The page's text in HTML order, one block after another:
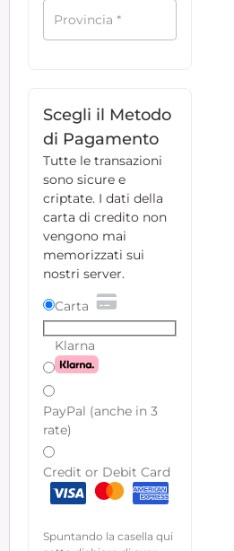
Provincia *
Scegli il Metodo
di Pagamento
Tutte le transazioni
sono sicure e
criptate. I dati della
carta di credito non
vengono mai
memorizzati sui
nostri server.
Carta
Klarna
PayPal (anche in 3
rate)
Credit or Debit Card
Spuntando la casella qui